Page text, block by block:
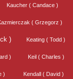
Kaucher ( Candace )
( Grzegorz )
) Keating ( Todd )
) Keil ( Charles )
) Kendall ( David )